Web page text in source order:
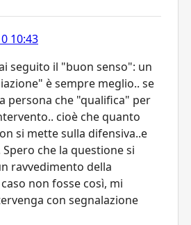
10:43
seguito il "buon senso": un
è sempre meglio.. se
persona che "qualifica" per
cioè che quanto
si mette sulla difensiva..e
che la questione si
ravvedimento della
non fosse così, mi
con segnalazione